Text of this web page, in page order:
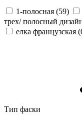
1-полосная (59)
трех/ полосный
елка французская (
Тип фаски